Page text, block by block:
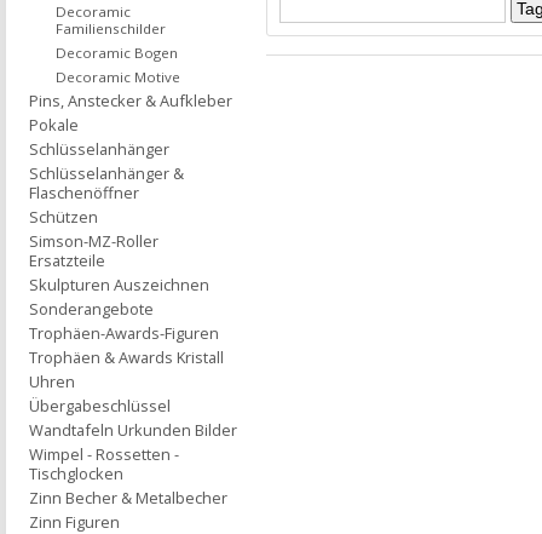
Decoramic
Familienschilder
Decoramic Bogen
Decoramic Motive
Pins, Anstecker & Aufkleber
Pokale
Schlüsselanhänger
Schlüsselanhänger &
Flaschenöffner
Schützen
Simson-MZ-Roller
Ersatzteile
Skulpturen Auszeichnen
Sonderangebote
Trophäen-Awards-Figuren
Trophäen & Awards Kristall
Uhren
Übergabeschlüssel
Wandtafeln Urkunden Bilder
Wimpel - Rossetten -
Tischglocken
Zinn Becher & Metalbecher
Zinn Figuren